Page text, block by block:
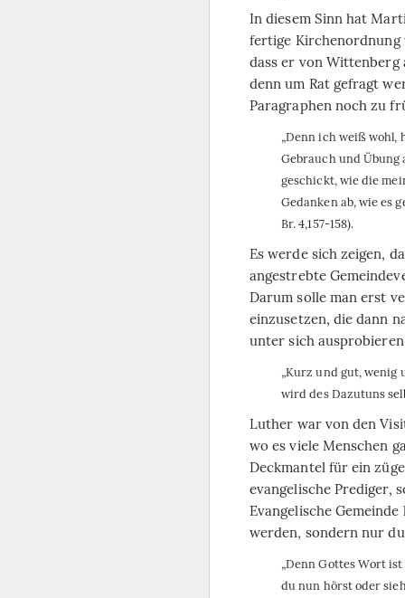
In diesem Sinn hat
fertige Kirchenordnung
dass er von Wittenberg
denn um Rat gefragt
Paragraphen noch zu
„Denn ich weiß wohl,
Gebrauch und Übung
geschickt, wie die
Gedanken ab, wie es
Br. 4,157-158).
Es werde sich zeigen,
angestrebte
Darum solle man erst
einzusetzen, die dann
unter sich
„Kurz und gut, wenig
wird des Dazutuns
Luther war von den
wo es viele Menschen
Deckmantel für ein
evangelische Prediger,
Evangelische
werden, sondern nur
„Denn Gottes Wort
du nun hörst oder